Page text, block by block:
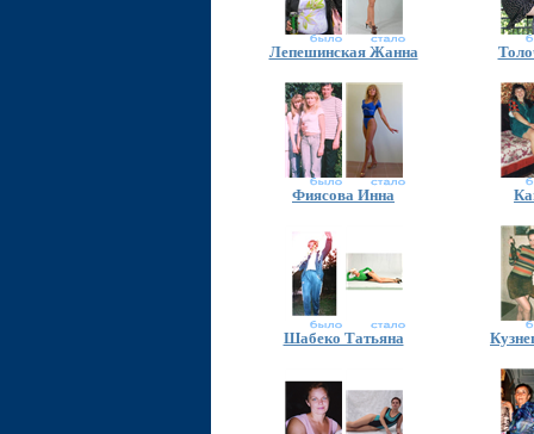
Лепешинская Жанна
Фиясова Инна
Шабеко Татьяна